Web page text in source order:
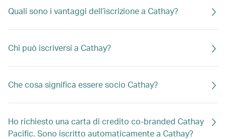
Quali sono i vantaggi dell’iscrizione a Cathay?
Chi può iscriversi a Cathay?
Che cosa significa essere socio Cathay?
Ho richiesto una carta di credito co-branded Cathay
Pacific. Sono iscritto automaticamente a Cathay?